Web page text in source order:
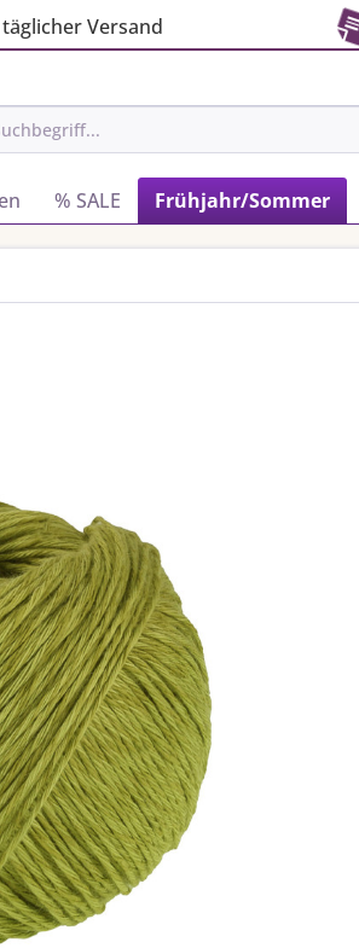
täglicher Versand
% SALE Frühjahr/Sommer